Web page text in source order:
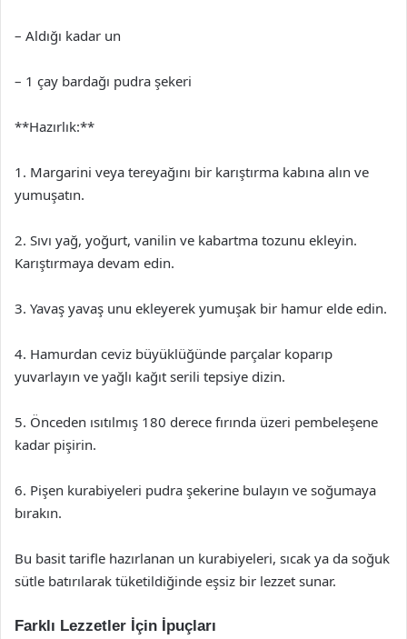
– Aldığı kadar un
– 1 çay bardağı pudra şekeri
**Hazırlık:**
1. Margarini veya tereyağını bir karıştırma kabına alın ve
yumuşatın.
2. Sıvı yağ, yoğurt, vanilin ve kabartma tozunu ekleyin.
Karıştırmaya devam edin.
3. Yavaş yavaş unu ekleyerek yumuşak bir hamur elde edin.
4. Hamurdan ceviz büyüklüğünde parçalar koparıp
yuvarlayın ve yağlı kağıt serili tepsiye dizin.
5. Önceden ısıtılmış 180 derece fırında üzeri pembeleşene
kadar pişirin.
6. Pişen kurabiyeleri pudra şekerine bulayın ve soğumaya
bırakın.
Bu basit tarifle hazırlanan un kurabiyeleri, sıcak ya da soğuk
sütle batırılarak tüketildiğinde eşsiz bir lezzet sunar.
Farklı Lezzetler İçin İpuçları